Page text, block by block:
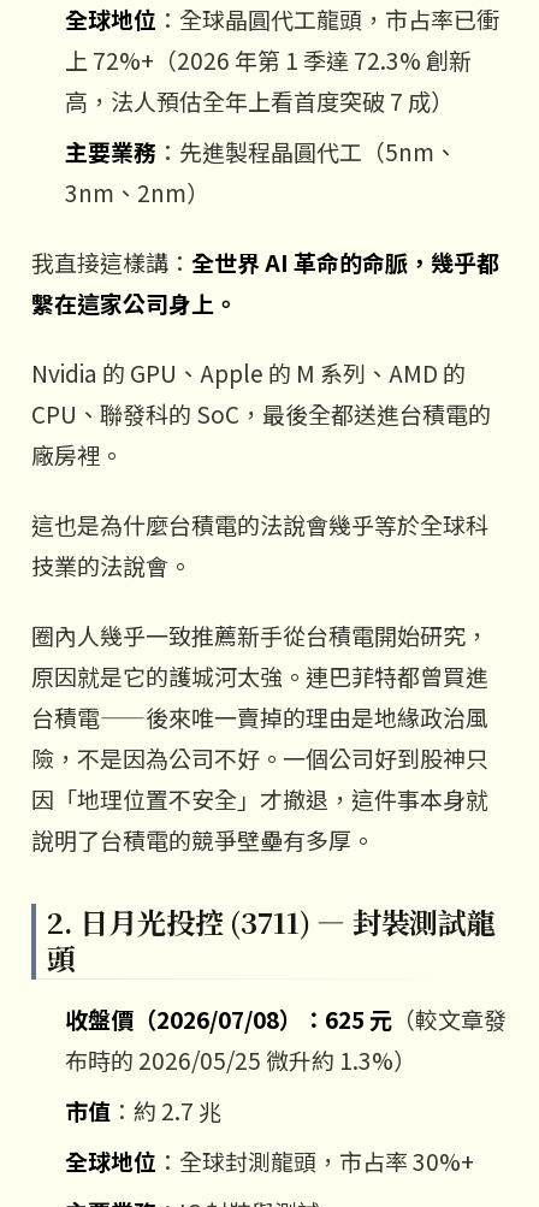
全球地位 ：全球晶圓代工龍頭，市占率已衝
上 72%+（2026 年第 1 季達 72.3% 創新
高，法人預估全年上看首度突破 7 成）
主要業務 ：先進製程晶圓代工（5nm、
3nm、2nm）
我直接這樣講： 全世界 AI 革命的命脈，幾乎都
繫在這家公司身上。
Nvidia 的 GPU、Apple 的 M 系列、AMD 的
CPU、聯發科的 SoC，最後全都送進台積電的
廠房裡。
這也是為什麼台積電的法說會幾乎等於全球科
技業的法說會。
圈內人幾乎一致推薦新手從台積電開始研究，
原因就是它的護城河太強。連巴菲特都曾買進
台積電——後來唯一賣掉的理由是地緣政治風
險，不是因為公司不好。一個公司好到股神只
因「地理位置不安全」才撤退，這件事本身就
說明了台積電的競爭壁壘有多厚。
2. 日月光投控 (3711) — 封裝測試龍
頭
收盤價（2026/07/08）：625 元（較文章發
布時的 2026/05/25 微升約 1.3%）
市值 ：約 2.7 兆
全球地位 ：全球封測龍頭，市占率 30%+